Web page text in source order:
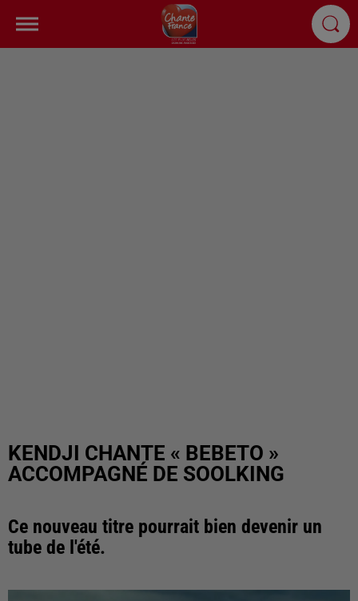
KENDJI CHANTE « BEBETO »
ACCOMPAGNÉ DE SOOLKING
Ce nouveau titre pourrait bien devenir un
tube de l'été.